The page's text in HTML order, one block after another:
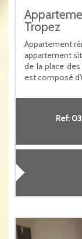
Tropez
Appartement
appartement
de la place
est composé
Ref: